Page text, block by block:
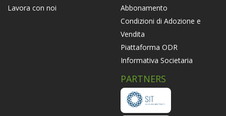
Lavora con noi
Abbonamento
Condizioni di Adozione e
Vendita
Piattaforma ODR
Informativa Societaria
PARTNERS